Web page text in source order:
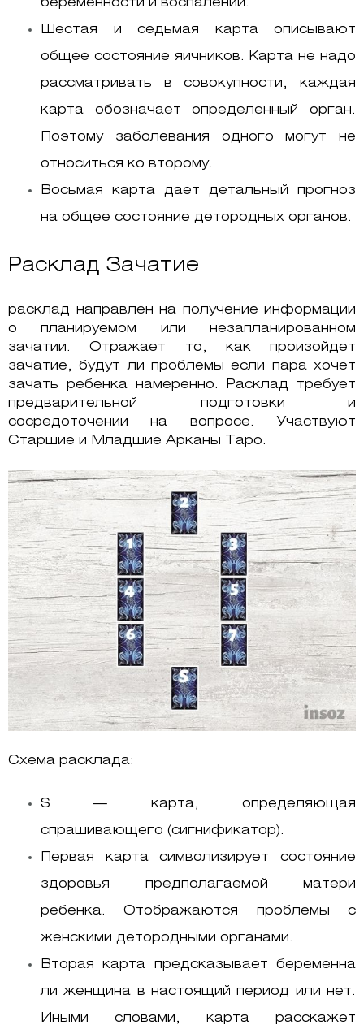
беременности и воспалений.
Шестая и седьмая карта описывают
общее состояние яичников. Карта не надо
рассматривать в совокупности, каждая
карта обозначает определенный орган.
Поэтому заболевания одного могут не
относиться ко второму.
Восьмая карта дает детальный прогноз
на общее состояние детородных органов.
Расклад Зачатие
расклад направлен на получение информации
о планируемом или незапланированном
зачатии. Отражает то, как произойдет
зачатие, будут ли проблемы если пара хочет
зачать ребенка намеренно. Расклад требует
предварительной подготовки и
сосредоточении на вопросе. Участвуют
Старшие и Младшие Арканы Таро.
Схема расклада:
S — карта, определяющая
спрашивающего (сигнификатор).
Первая карта символизирует состояние
здоровья предполагаемой матери
ребенка. Отображаются проблемы с
женскими детородными органами.
Вторая карта предсказывает беременна
ли женщина в настоящий период или нет.
Иными словами, карта расскажет